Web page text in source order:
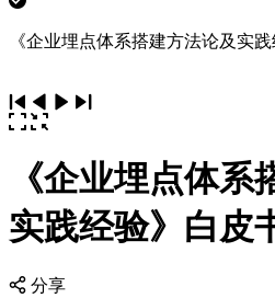
《企业埋点体系搭建方法论及实
《企业埋点体系
实践经验》白皮
分享